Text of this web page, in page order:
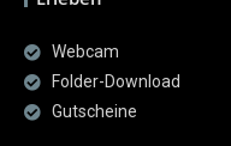
Webcam
Folder-Download
Gutscheine